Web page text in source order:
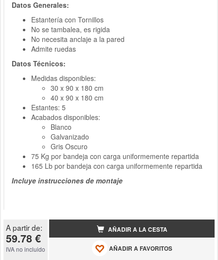
Datos Generales:
Estantería con Tornillos
No se tambalea, es rigida
No necesita anclaje a la pared
Admite ruedas
Datos Técnicos:
Medidas disponibles:
30 x 90 x 180 cm
40 x 90 x 180 cm
Estantes: 5
Acabados disponibles:
Blanco
Galvanizado
Gris Oscuro
75 Kg por bandeja con carga uniformemente repartida
165 Lb por bandeja con carga uniformemente repartida
Incluye instrucciones de montaje
A partir de:
59.78 €
IVA no incluido
AÑADIR A LA CESTA
AÑADIR A FAVORITOS